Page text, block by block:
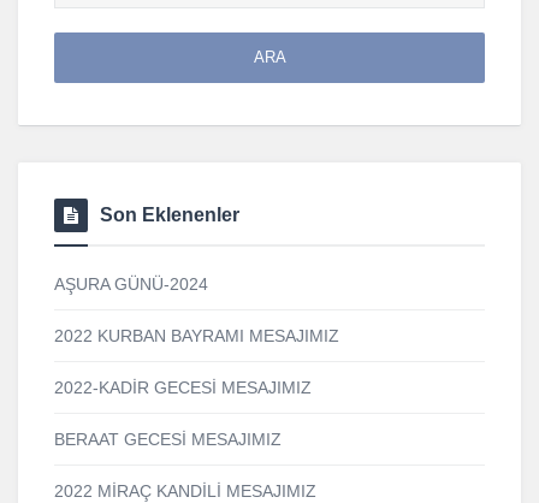
Son Eklenenler
AŞURA GÜNÜ-2024
2022 KURBAN BAYRAMI MESAJIMIZ
2022-KADİR GECESİ MESAJIMIZ
BERAAT GECESİ MESAJIMIZ
2022 MİRAÇ KANDİLİ MESAJIMIZ